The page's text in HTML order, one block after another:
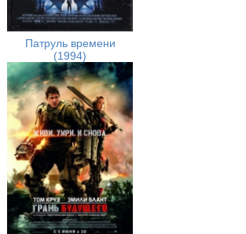
Патруль времени
(1994)